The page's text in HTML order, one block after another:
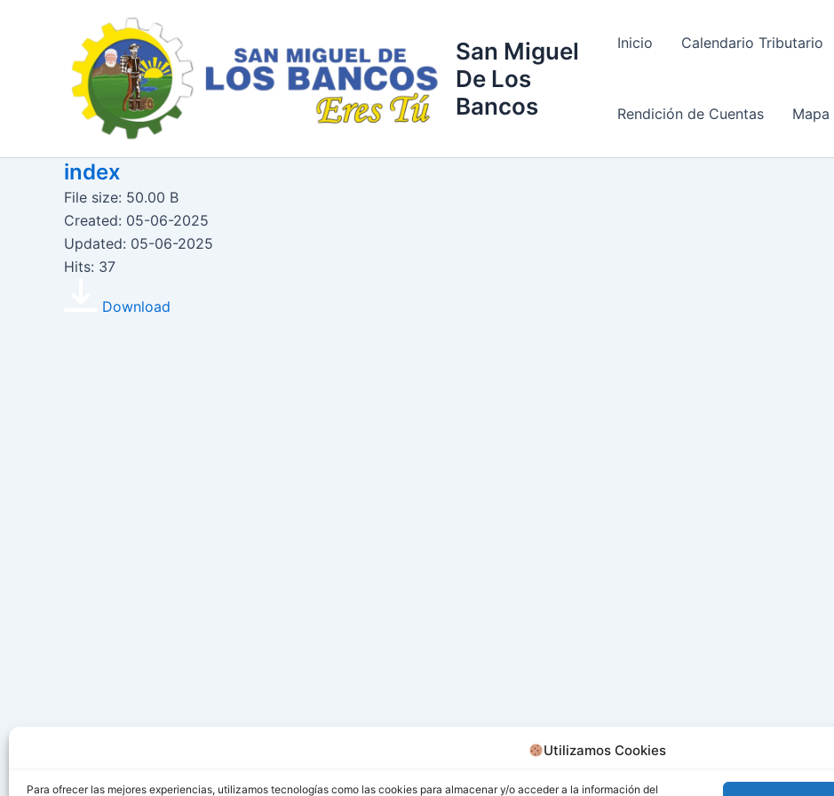
Utilizamos Cookies
Para ofrecer las mejores experiencias, utilizamos tecnologías como las cookies para almacenar y/o acceder a la información del
San Miguel
De Los
Bancos
Inicio Calendario Tributario
Rendición de Cuentas
index
File size: 50.00 B
Created: 05-06-2025
Updated: 05-06-2025
Hits: 37
Download